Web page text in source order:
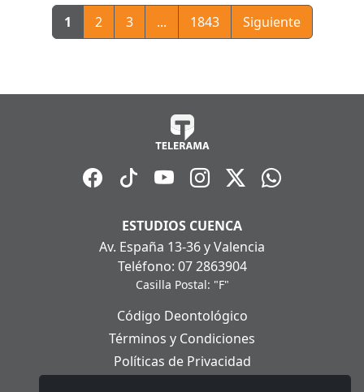
1 2 3 ... 1843 Siguiente
ESTUDIOS CUENCA
Av. España 13-36 y Valencia
Teléfono: 07 2863904
Casilla Postal: "F"
Código Deontológico
Términos y Condiciones
Políticas de Privacidad